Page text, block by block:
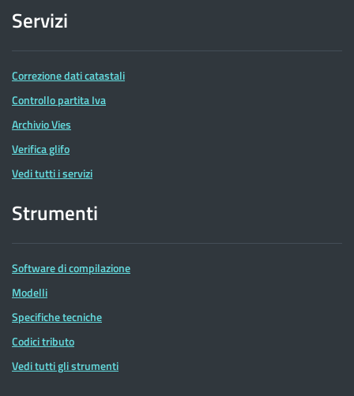
Servizi
Correzione dati catastali
Controllo partita Iva
Archivio Vies
Verifica glifo
Vedi tutti i servizi
Strumenti
Software di compilazione
Modelli
Specifiche tecniche
Codici tributo
Vedi tutti gli strumenti